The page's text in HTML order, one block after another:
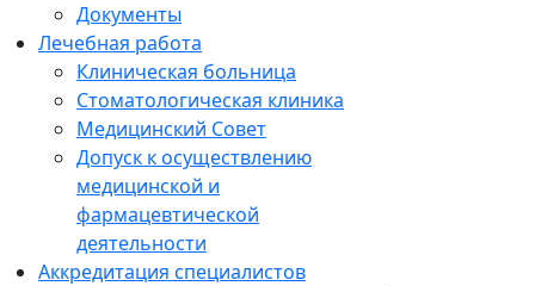
Документы
Лечебная работа
Клиническая больница
Стоматологическая клиника
Медицинский Совет
Допуск к осуществлению
медицинской и
фармацевтической
деятельности
Аккредитация специалистов